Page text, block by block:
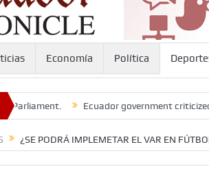
Economía Política
Ecuador government criticized for
¿SE PODRÁ IMPLEMETAR EL VAR EN